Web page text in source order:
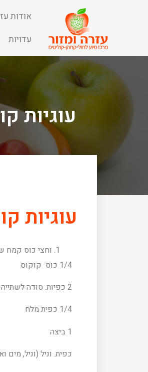
אודות
עדויות
עוגיות
עוגיות
וחצי כוס קמח
1/4 כוס קוקוס
2 כפיות. סודה לשתייה
1/4 כפית מלח
1 ביצה
כפית. וניל (וניל, מים